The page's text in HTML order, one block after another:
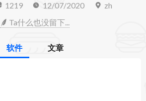
1219 12/07/2020
zh
Ta什么也没留下...
软件 文章